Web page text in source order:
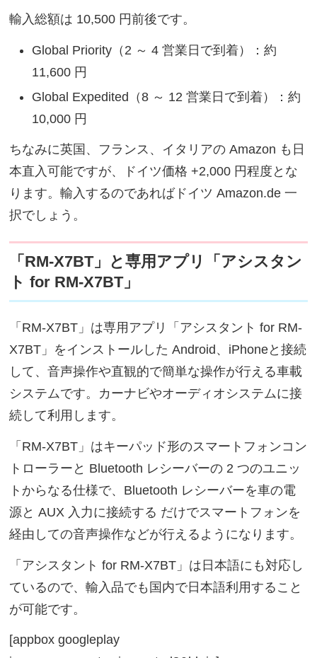
輸入総額は 10,500 円前後です。
Global Priority（2 ～ 4 営業日で到着）：約
11,600 円
Global Expedited（8 ～ 12 営業日で到着）：約
10,000 円
ちなみに英国、フランス、イタリアの Amazon も日
本直入可能ですが、ドイツ価格 +2,000 円程度とな
ります。輸入するのであればドイツ Amazon.de 一
択でしょう。
「RM-X7BT」と専用アプリ「アシスタン
ト for RM-X7BT」
「RM-X7BT」は専用アプリ「アシスタント for RM-
X7BT」をインストールした Android、iPhoneと接続
して、音声操作や直観的で簡単な操作が行える車載
システムです。カーナビやオーディオシステムに接
続して利用します。
「RM-X7BT」はキーパッド形のスマートフォンコン
トローラーと Bluetooth レシーバーの 2 つのユニッ
トからなる仕様で、Bluetooth レシーバーを車の電
源と AUX 入力に接続する だけでスマートフォンを
経由しての音声操作などが行えるようになります。
「アシスタント for RM-X7BT」は日本語にも対応し
ているので、輸入品でも国内で日本語利用すること
が可能です。
[appbox googleplay